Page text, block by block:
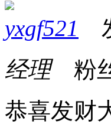
yxgf521
经理粉
恭喜发财